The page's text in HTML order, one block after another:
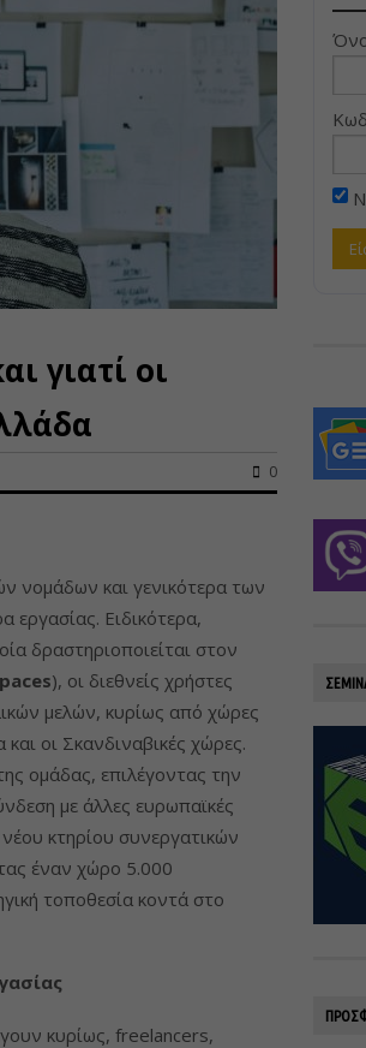
γιατί οι
0
νομάδων και γενικότερα των
Ειδικότερα,
δραστηριοποιείται στον
), οι διεθνείς χρήστες
μελών, κυρίως από χώρες
οι Σκανδιναβικές χώρες.
ομάδας, επιλέγοντας την
με άλλες ευρωπαϊκές
κτηρίου συνεργατικών
έναν χώρο 5.000
τοποθεσία κοντά στο
κυρίως, freelancers,